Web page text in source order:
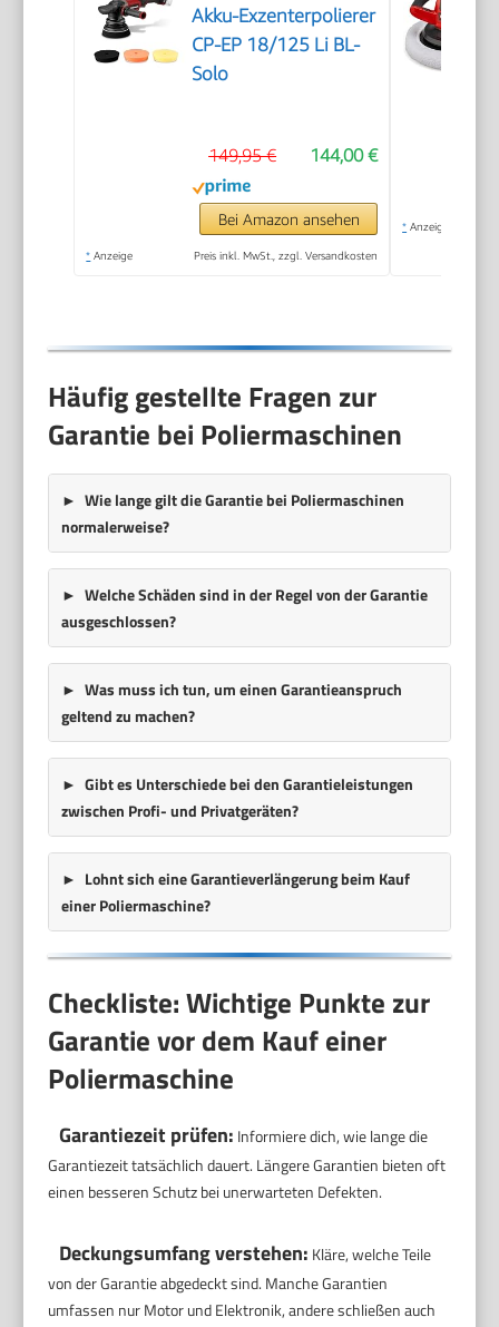
Akku-Exzenterpolierer
CP-EP 18/125 Li BL-
Solo
144,00 €
149,95 €
Bei Amazon ansehen
* Anzeige Preis inkl. MwSt., zzgl. Versandkosten
* Anzeige
Häufig gestellte Fragen zur
Garantie bei Poliermaschinen
Wie lange gilt die Garantie bei Poliermaschinen
normalerweise?
Welche Schäden sind in der Regel von der Garantie
ausgeschlossen?
Was muss ich tun, um einen Garantieanspruch
geltend zu machen?
Gibt es Unterschiede bei den Garantieleistungen
zwischen Profi- und Privatgeräten?
Lohnt sich eine Garantieverlängerung beim Kauf
einer Poliermaschine?
Checkliste: Wichtige Punkte zur
Garantie vor dem Kauf einer
Poliermaschine
Garantiezeit prüfen: Informiere dich, wie lange die
Garantiezeit tatsächlich dauert. Längere Garantien bieten oft
einen besseren Schutz bei unerwarteten Defekten.
Deckungsumfang verstehen: Kläre, welche Teile
von der Garantie abgedeckt sind. Manche Garantien
umfassen nur Motor und Elektronik, andere schließen auch